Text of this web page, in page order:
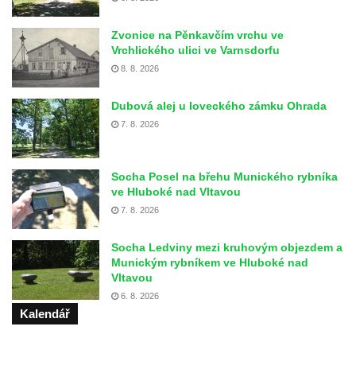
Zvonice na Pěnkavčím vrchu ve
Vrchlického ulici ve Varnsdorfu
8. 8. 2026
Dubová alej u loveckého zámku Ohrada
7. 8. 2026
Socha Posel na břehu Munického rybníka
ve Hluboké nad Vltavou
7. 8. 2026
Socha Ledviny mezi kruhovým objezdem a
Munickým rybníkem ve Hluboké nad
Vltavou
6. 8. 2026
Kalendář